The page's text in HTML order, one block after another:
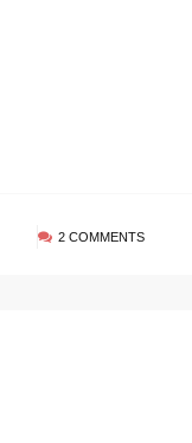
2 COMMENTS